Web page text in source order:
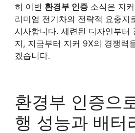
히 이번 환경부 인증 소식은 지
리미엄 전기차의 전략적 요충지
시사합니다. 세련된 디자인부터
지, 지금부터 지커 9X의 경쟁력
겠습니다.
환경부 인증으
행 성능과 배터